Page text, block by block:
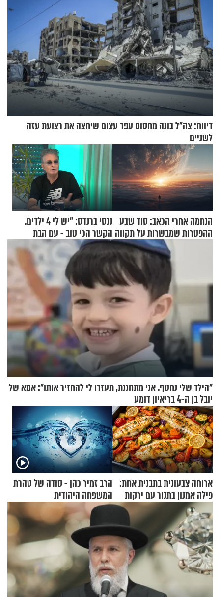
דיווח: צה"ל בונה מחסום עפר עצום שיחצה את רצועת עזה
לשניים
הנחמה אחרי הכאב: סוד שבע
ההפטרות שמבשרות על תקווה
ננסי ברנדס: "יש לי 4 ילדים.
הקשר הכי טוב - עם הבת
החרדית"
"הילד שלי נחטף. אני מתחננת, תעזרו לי להחזיר אותו": אמא של
יובל בן ה-4 בריאיון דומע
ארוחה צבעונית בתבנית אחת:
פילה אמנון בתנור עם ירקות
הרב זמיר כהן - סודה של טהרת
המשפחה היהודית